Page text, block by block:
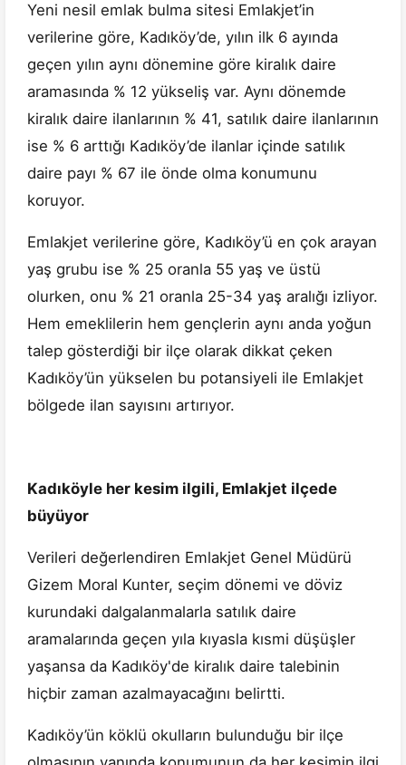
Yeni nesil emlak bulma sitesi Emlakjet’in
verilerine göre, Kadıköy’de, yılın ilk 6 ayında
geçen yılın aynı dönemine göre kiralık daire
aramasında % 12 yükseliş var. Aynı dönemde
kiralık daire ilanlarının % 41, satılık daire ilanlarının
ise % 6 arttığı Kadıköy’de ilanlar içinde satılık
daire payı % 67 ile önde olma konumunu
koruyor.
Emlakjet verilerine göre, Kadıköy’ü en çok arayan
yaş grubu ise % 25 oranla 55 yaş ve üstü
olurken, onu % 21 oranla 25-34 yaş aralığı izliyor.
Hem emeklilerin hem gençlerin aynı anda yoğun
talep gösterdiği bir ilçe olarak dikkat çeken
Kadıköy’ün yükselen bu potansiyeli ile Emlakjet
bölgede ilan sayısını artırıyor.
Kadıköyle her kesim ilgili, Emlakjet ilçede
büyüyor
Verileri değerlendiren Emlakjet Genel Müdürü
Gizem Moral Kunter, seçim dönemi ve döviz
kurundaki dalgalanmalarla satılık daire
aramalarında geçen yıla kıyasla kısmi düşüşler
yaşansa da Kadıköy'de kiralık daire talebinin
hiçbir zaman azalmayacağını belirtti.
Kadıköy’ün köklü okulların bulunduğu bir ilçe